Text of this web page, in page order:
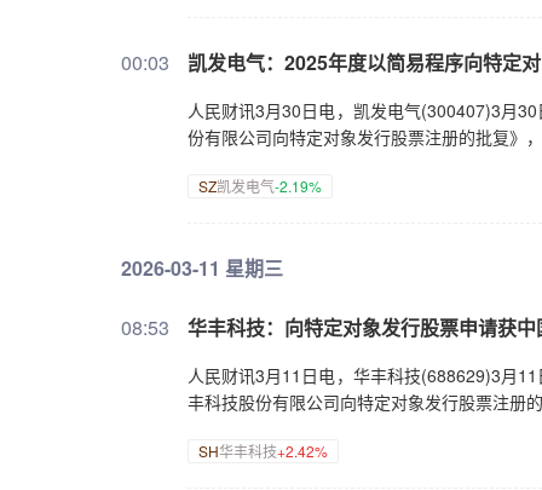
00:03 凯发电气：2025年度以简易程序向特定
人民财讯3月30日电，凯发电气(300407)3月
份有限公司向特定对象发行股票注册的批复》
SZ凯发电气-2.19%
2026-03-11 星期三
08:53 华丰科技：向特定对象发行股票申请获
人民财讯3月11日电，华丰科技(688629)3月
丰科技股份有限公司向特定对象发行股票注册
SH华丰科技+2.42%